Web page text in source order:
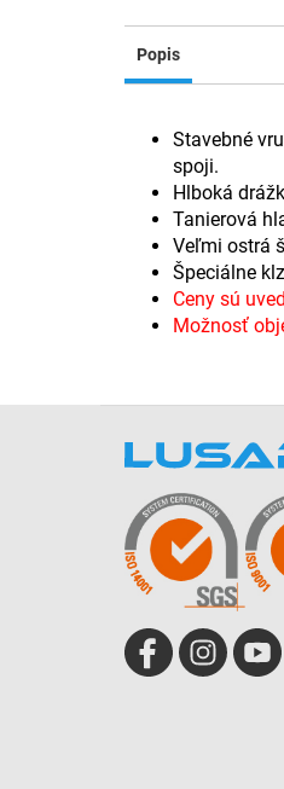
Popis
Stavebné
spoji.
Hlboká
Tanierová
Veľmi ostrá
Špeciálne
Ceny sú
Možnosť